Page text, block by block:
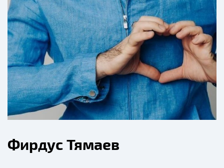
Фирдус Тямаев